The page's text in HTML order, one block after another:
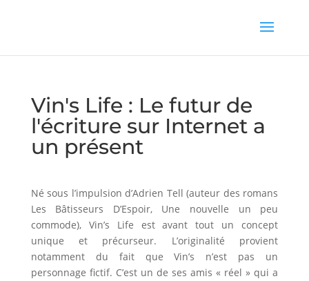
Vin's Life : Le futur de
l'écriture sur Internet a
un présent
Né sous l’impulsion d’Adrien Tell (auteur des romans
Les Bâtisseurs D’Espoir, Une nouvelle un peu
commode), Vin’s Life est avant tout un concept
unique et précurseur. L’originalité provient
notamment du fait que Vin’s n’est pas un
personnage fictif. C’est un de ses amis « réel » qui a